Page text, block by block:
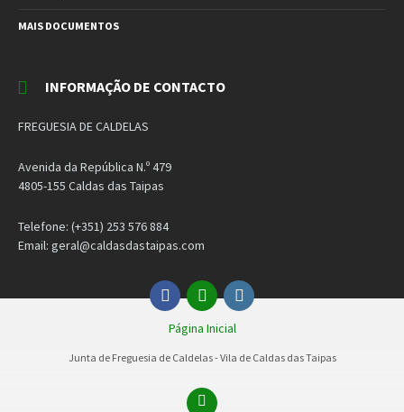
MAIS DOCUMENTOS
INFORMAÇÃO DE CONTACTO
FREGUESIA DE CALDELAS
Avenida da República N.º 479
4805-155 Caldas das Taipas
Telefone: (+351) 253 576 884
Email: geral@caldasdastaipas.com
Facebook
EmailInstagram
Página Inicial
Junta de Freguesia de Caldelas - Vila de Caldas das Taipas